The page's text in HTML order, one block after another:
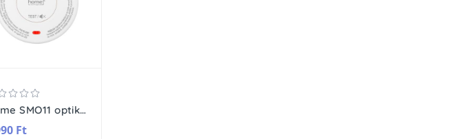
Home SMO11 optikai füstérzékelő, 10 év elem élettartam
Ft